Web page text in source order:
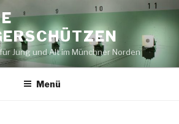
Jung und Alt im Münchner Norden
Menü